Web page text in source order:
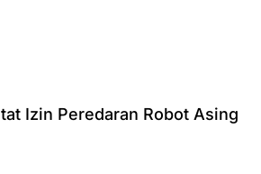
Izin Peredaran Robot Asing